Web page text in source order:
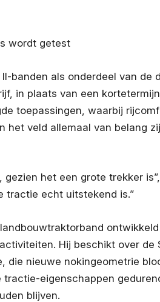
wordt getest
banden als onderdeel van de
in plaats van een
toepassingen, waarbij
het veld allemaal van belang
gezien het een grote trekker
tractie echt uitstekend is.”
Hij beschikt over de
die nieuwe nokingeometrie
eigenschappen
blijven.